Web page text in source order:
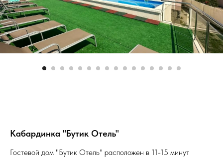
Кабардинка "Бутик Отель"
Гостевой дом "Бутик Отель" расположен в 11-15 минут